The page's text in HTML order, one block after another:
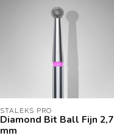
STALEKS PRO
Diamond Bit Ball Fijn 2,7
mm